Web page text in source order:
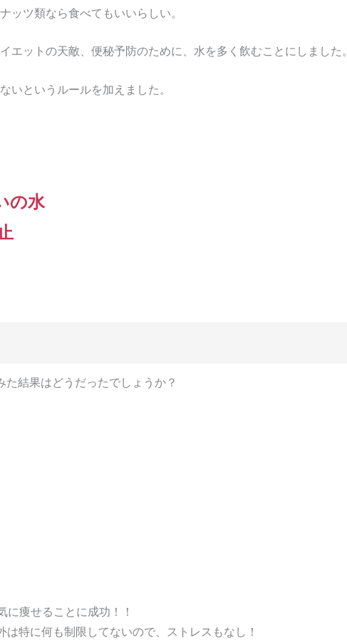
ッツ類なら食べてもいいらしい。
エットの天敵、便秘予防のために、水を多く飲むことにしました。
いというルールを加えました。
の水
結果はどうだったでしょうか？
痩せることに成功！！
は特に何も制限してないので、ストレスもなし！